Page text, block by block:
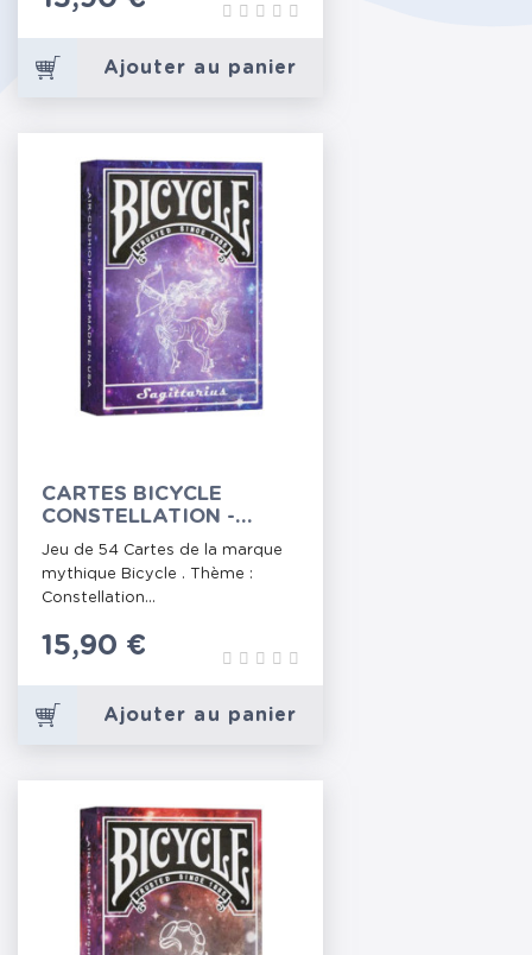
Ajouter au panier
CARTES BICYCLE
CONSTELLATION -
SAGITTAIRE
Jeu de 54 Cartes de la marque
mythique Bicycle . Thème :
Constellation...
Prix
15,90 €
Ajouter au panier